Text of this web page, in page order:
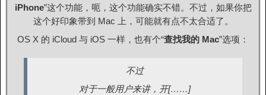
iPhone”这个功能，呃，这个功能确实不错。不过，如果你把
这个好印象带到 Mac 上，可能就有点不太合适了。
OS X 的 iCloud 与 iOS 一样，也有个“查找我的 Mac”选项：
不过
对于一般用户来讲，开[……]